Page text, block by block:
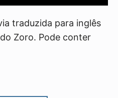
traduzida para inglês
Zoro. Pode conter